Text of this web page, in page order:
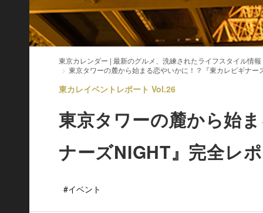
東京カレンダー | 最新のグルメ、洗練されたライフスタイル情報
東京タワーの麓から始まる恋やいかに！？『東カレビギナー
東カレイベントレポート Vol.26
東京タワーの麓から始
ナーズNIGHT』完全レ
#イベント